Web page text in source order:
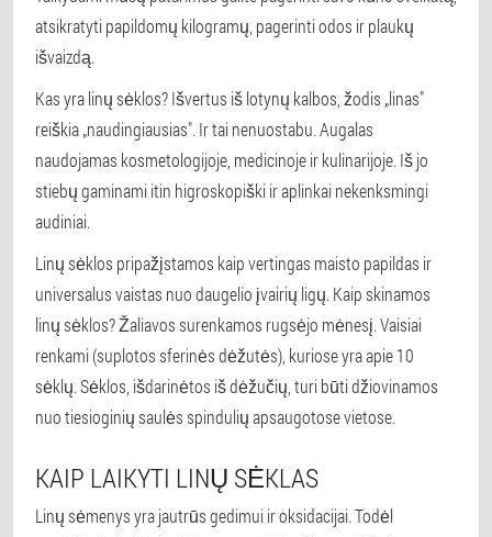
atsikratyti papildomų kilogramų, pagerinti odos ir plaukų
išvaizdą.
Kas yra linų sėklos? Išvertus iš lotynų kalbos, žodis „linas"
reiškia „naudingiausias". Ir tai nenuostabu. Augalas
naudojamas kosmetologijoje, medicinoje ir kulinarijoje. Iš jo
stiebų gaminami itin higroskopiški ir aplinkai nekenksmingi
audiniai.
Linų sėklos pripažįstamos kaip vertingas maisto papildas ir
universalus vaistas nuo daugelio įvairių ligų. Kaip skinamos
linų sėklos? Žaliavos surenkamos rugsėjo mėnesį. Vaisiai
renkami (suplotos sferinės dėžutės), kuriose yra apie 10
sėklų. Sėklos, išdarinėtos iš dėžučių, turi būti džiovinamos
nuo tiesioginių saulės spindulių apsaugotose vietose.
KAIP LAIKYTI LINŲ SĖKLAS
Linų sėmenys yra jautrūs gedimui ir oksidacijai. Todėl